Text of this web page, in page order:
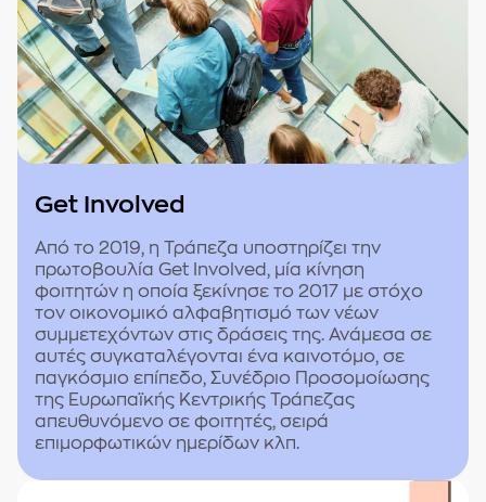
Get Involved
Από το 2019, η Τράπεζα υποστηρίζει την
πρωτοβουλία Get Involved, μία κίνηση
φοιτητών η οποία ξεκίνησε το 2017 με στόχο
τον οικονομικό αλφαβητισμό των νέων
συμμετεχόντων στις δράσεις της. Ανάμεσα σε
αυτές συγκαταλέγονται ένα καινοτόμο, σε
παγκόσμιο επίπεδο, Συνέδριο Προσομοίωσης
της Ευρωπαϊκής Κεντρικής Τράπεζας
απευθυνόμενο σε φοιτητές, σειρά
επιμορφωτικών ημερίδων κλπ.